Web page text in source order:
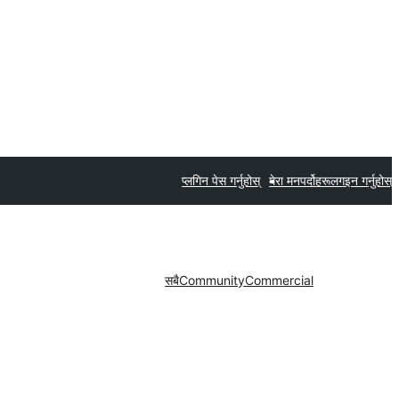
प्लगिन पेस गर्नुहोस् मेरा मनपर्दोहरूलगइन गर्नुहोस्
सबैCommunityCommercial